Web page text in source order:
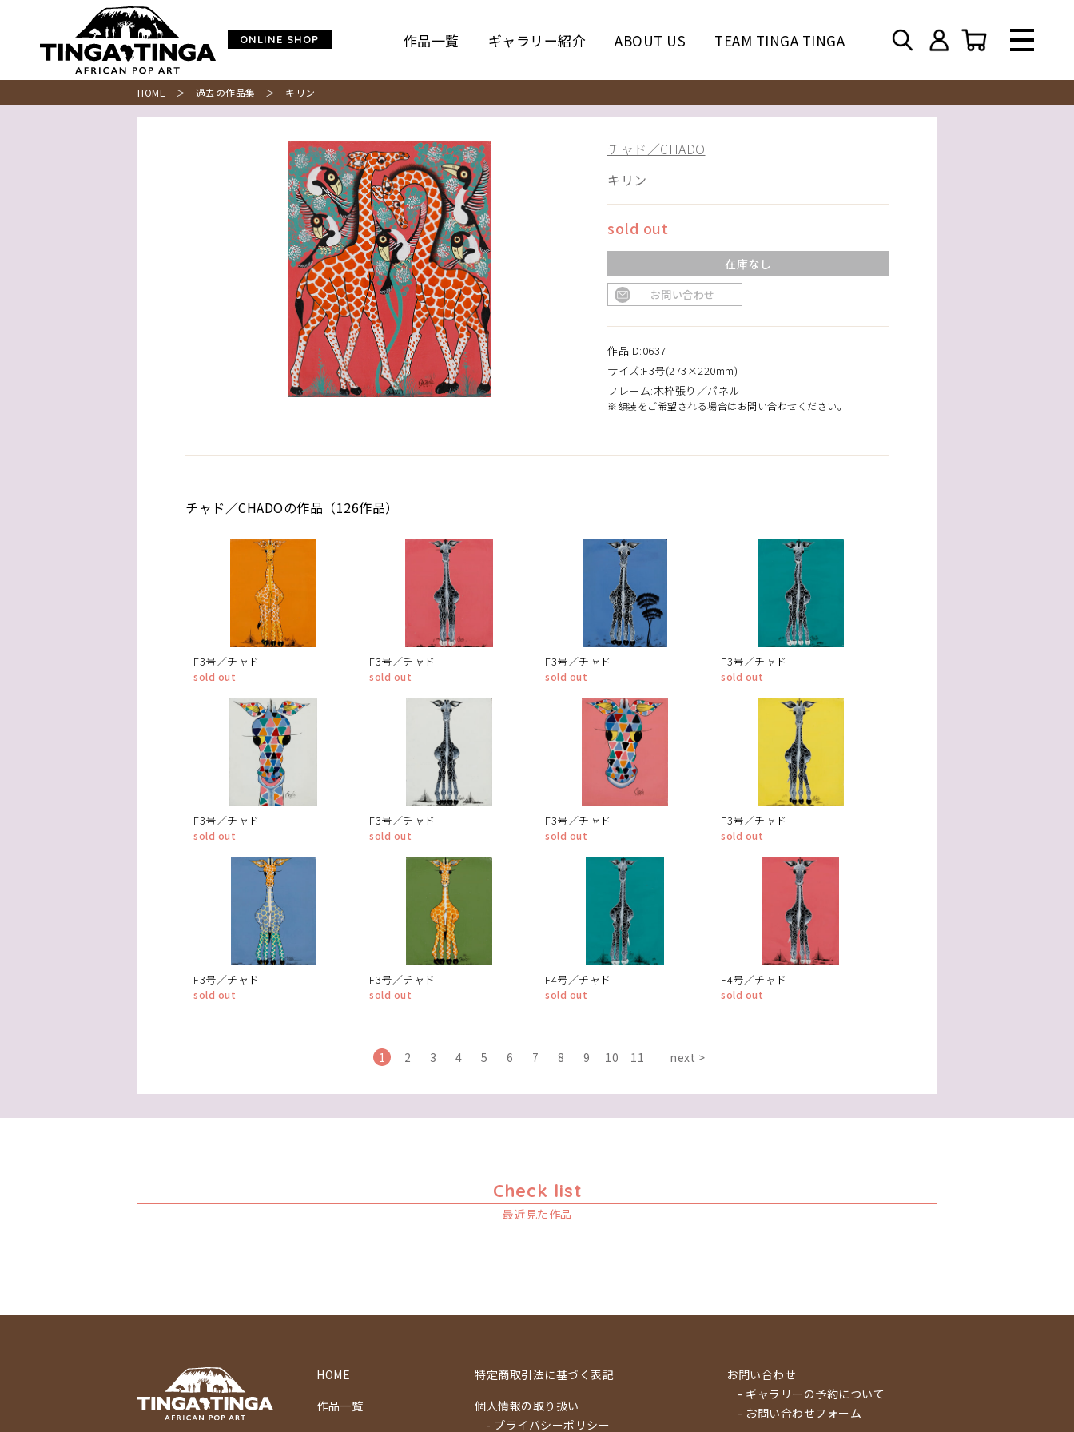
ONLINE SHOP 作品一覧 ギャラリー紹介 ABOUT US TEAM TINGA TINGA
HOME ＞ 過去の作品集 ＞ キリン
チャド／CHADO
キリン
sold out
在庫なし
お問い合わせ
作品ID:0637
サイズ:F3号(273×220mm)
フレーム:木枠張り／パネル
※額装をご希望される場合はお問い合わせください。
チャド／CHADOの作品（126作品）
F3号／チャド
sold out
F3号／チャド
sold out
F3号／チャド
sold out
F3号／チャド
sold out
F3号／チャド
sold out
F3号／チャド
sold out
F3号／チャド
sold out
F3号／チャド
sold out
F3号／チャド
sold out
F3号／チャド
sold out
F4号／チャド
sold out
F4号／チャド
sold out
1 2 3 4 5 6 7 8 9 10 11 next >
Check list
最近見た作品
HOME
作品一覧
特定商取引法に基づく表記
個人情報の取り扱い
- プライバシーポリシー
お問い合わせ
- ギャラリーの予約について
- お問い合わせフォーム